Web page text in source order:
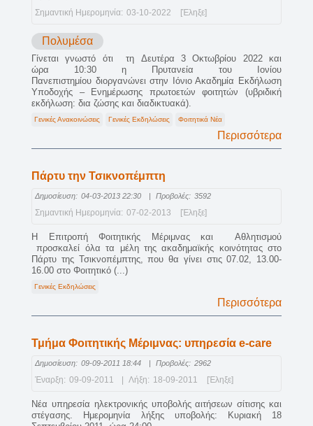
Σημαντική Ημερομηνία: 03-10-2022 [Έληξε]
Πολυμέσα
Γίνεται γνωστό ότι τη Δευτέρα 3 Οκτωβρίου 2022 και
ώρα 10:30 η Πρυτανεία του Ιονίου
Πανεπιστημίου διοργανώνει στην Ιόνιο Ακαδημία Εκδήλωση
Υποδοχής – Ενημέρωσης πρωτοετών φοιτητών (υβριδική
εκδήλωση: δια ζώσης και διαδικτυακά).
Γενικές Ανακοινώσεις Γενικές Εκδηλώσεις Φοιτητικά Νέα
Περισσότερα
Πάρτυ την Τσικνοπέμπτη
Δημοσίευση: 04-03-2013 22:30 | Προβολές: 3592
Σημαντική Ημερομηνία: 07-02-2013 [Έληξε]
Η Επιτροπή Φοιτητικής Μέριμνας και Αθλητισμού
προσκαλεί όλα τα μέλη της ακαδημαϊκής κοινότητας στο
Πάρτυ της Τσικνοπέμπτης, που θα γίνει στις 07.02, 13.00-
16.00 στο Φοιτητικό (...)
Γενικές Εκδηλώσεις
Περισσότερα
Τμήμα Φοιτητικής Μέριμνας: υπηρεσία e-care
Δημοσίευση: 09-09-2011 18:44 | Προβολές: 2962
Έναρξη: 09-09-2011 Λήξη: 18-09-2011 [Έληξε]
Νέα υπηρεσία ηλεκτρονικής υποβολής αιτήσεων σίτισης και
στέγασης. Ημερομηνία λήξης υποβολής: Κυριακή 18